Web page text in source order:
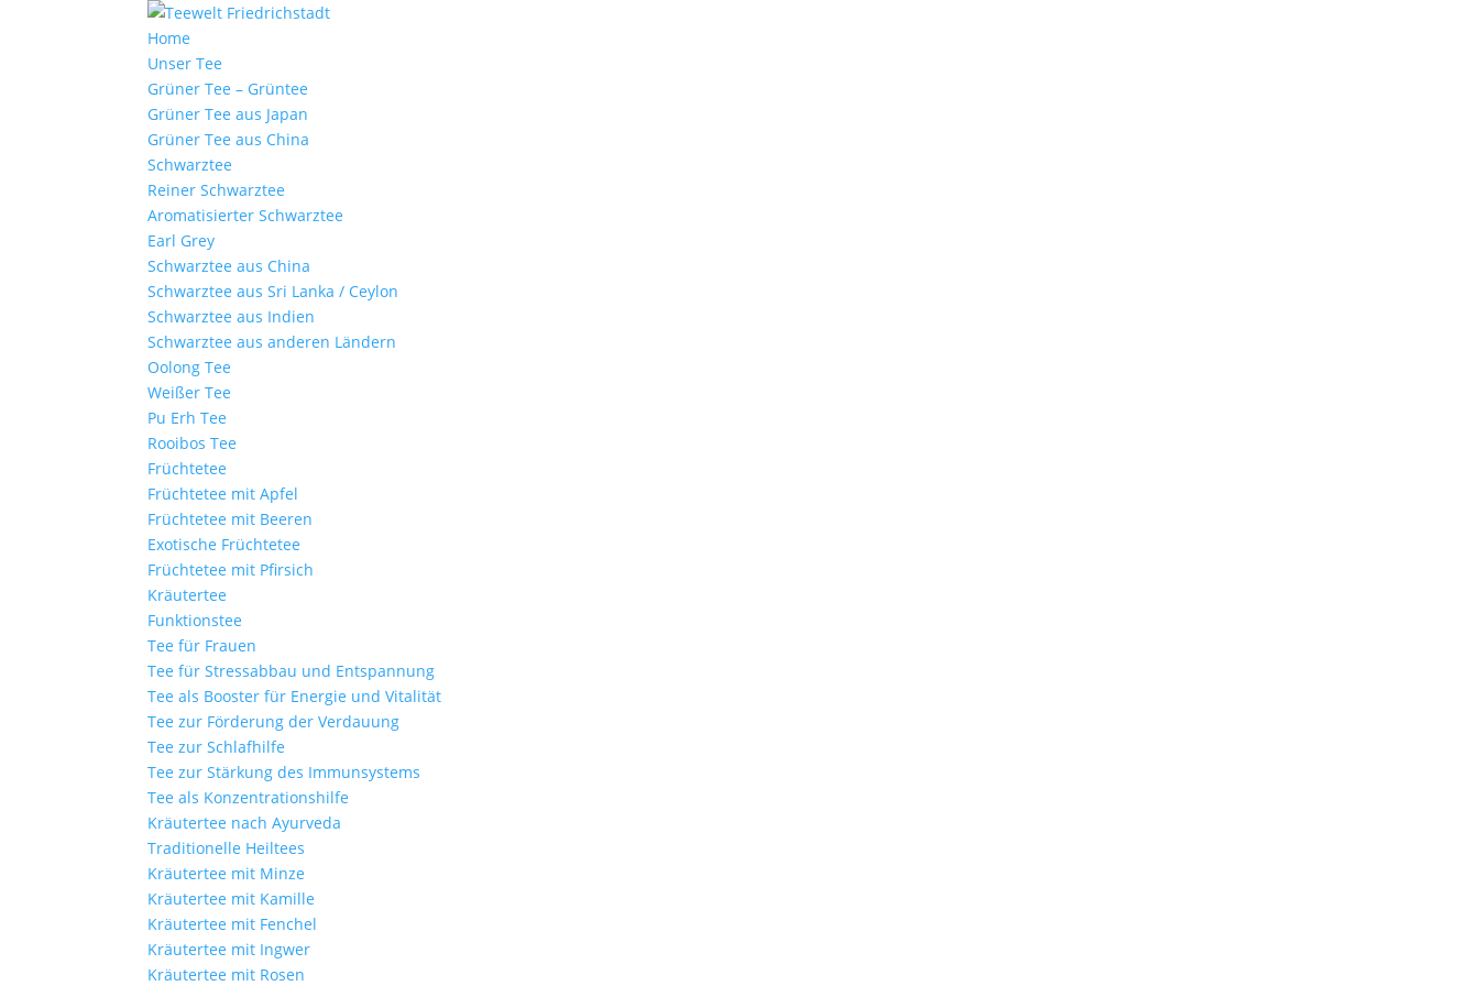
Home
Unser Tee
Grüner Tee – Grüntee
Grüner Tee aus Japan
Grüner Tee aus China
Schwarztee
Reiner Schwarztee
Aromatisierter Schwarztee
Earl Grey
Schwarztee aus China
Schwarztee aus Sri Lanka / Ceylon
Schwarztee aus Indien
Schwarztee aus anderen Ländern
Oolong Tee
Weißer Tee
Pu Erh Tee
Rooibos Tee
Früchtetee
Früchtetee mit Apfel
Früchtetee mit Beeren
Exotische Früchtetee
Früchtetee mit Pfirsich
Kräutertee
Funktionstee
Tee für Frauen
Tee für Stressabbau und Entspannung
Tee als Booster für Energie und Vitalität
Tee zur Förderung der Verdauung
Tee zur Schlafhilfe
Tee zur Stärkung des Immunsystems
Tee als Konzentrationshilfe
Kräutertee nach Ayurveda
Traditionelle Heiltees
Kräutertee mit Minze
Kräutertee mit Kamille
Kräutertee mit Fenchel
Kräutertee mit Ingwer
Kräutertee mit Rosen